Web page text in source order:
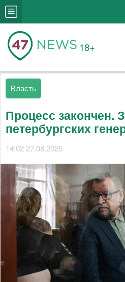
18+
Власть
Процесс закончен.
петербургских
14:02 27.08.2025